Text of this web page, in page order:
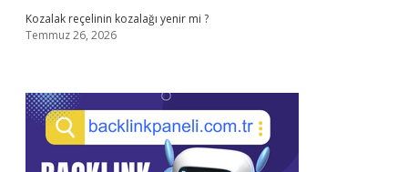
Kozalak reçelinin kozalağı yenir mi ?
Temmuz 26, 2026